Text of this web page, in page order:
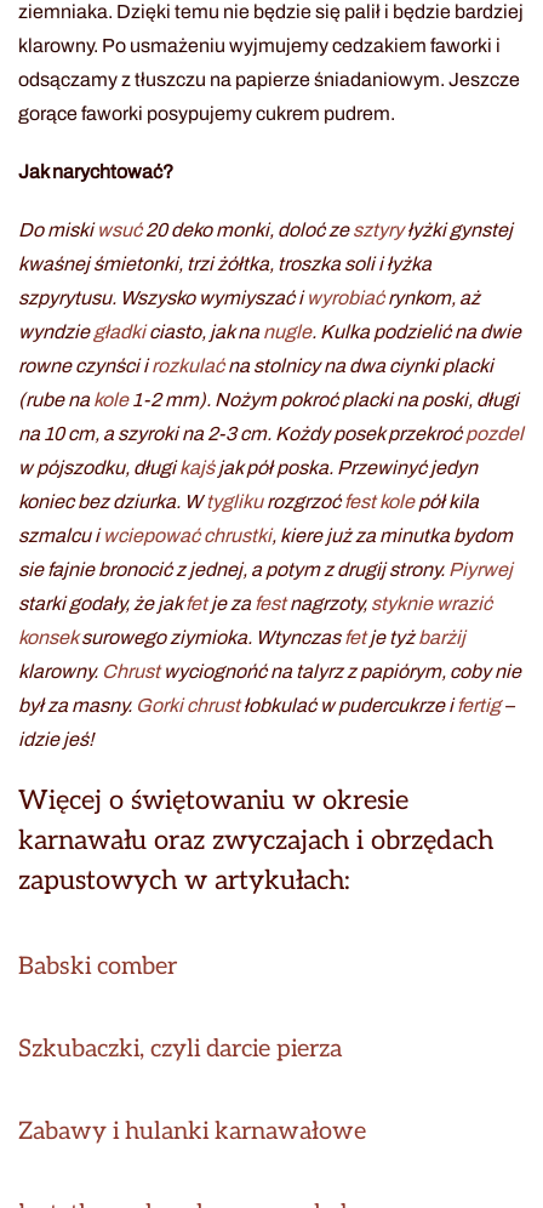
ziemniaka. Dzięki temu nie będzie się palił i będzie bardziej
klarowny. Po usmażeniu wyjmujemy cedzakiem faworki i
odsączamy z tłuszczu na papierze śniadaniowym. Jeszcze
gorące faworki posypujemy cukrem pudrem.
Jak narychtować?
Do miskiwsuć20 deko monki, doloć zesztyryłyżki gynstej
kwaśnej śmietonki, trzi żółtka, troszka soli i łyżka
szpyrytusu. Wszysko wymiyszać iwyrobiaćrynkom, aż
wyndziegładkiciasto, jak na nugle. Kulka podzielić na dwie
rowne czynści irozkulaćna stolnicy na dwa ciynki placki
(rube na kole1-2 mm). Nożym pokroć placki na poski, długi
na 10 cm, a szyroki na 2-3 cm. Kożdy posek przekroćpozdel
w pójszodku, długikajśjak pół poska. Przewinyć jedyn
koniec bez dziurka. Wtyglikurozgrzoćfest kolepół kila
szmalcu iwciepować chrustki, kiere już za minutka bydom
sie fajnie bronocić z jednej, a potym z drugij strony. Piyrwej
starki godały, że jakfetje za festnagrzoty, styknie wrazić
konseksurowego ziymioka. Wtynczasfetje tyżbarżij
klarowny. Chrustwyciognońć na talyrz z papiórym, coby nie
był za masny. Gorkichrustłobkulać w pudercukrze ifertig–
idzie jeś!
Więcej o świętowaniu w okresie
karnawału oraz zwyczajach i obrzędach
zapustowych w artykułach:
Babski comber
Szkubaczki, czyli darcie pierza
Zabawy i hulanki karnawałowe